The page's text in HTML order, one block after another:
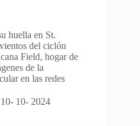
huella en St.
del ciclón
Field, hogar de
de la
en las redes
10- 10- 2024